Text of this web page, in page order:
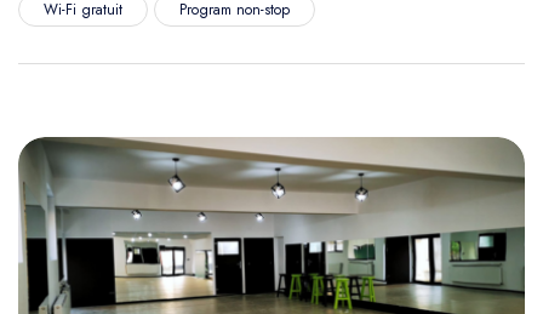
Wi-Fi gratuit
Program non-stop